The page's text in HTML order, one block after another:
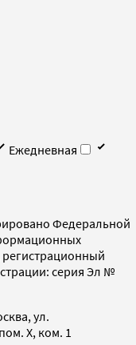
Ежедневная
Федеральной
серия Эл №
ул.
X, ком. 1